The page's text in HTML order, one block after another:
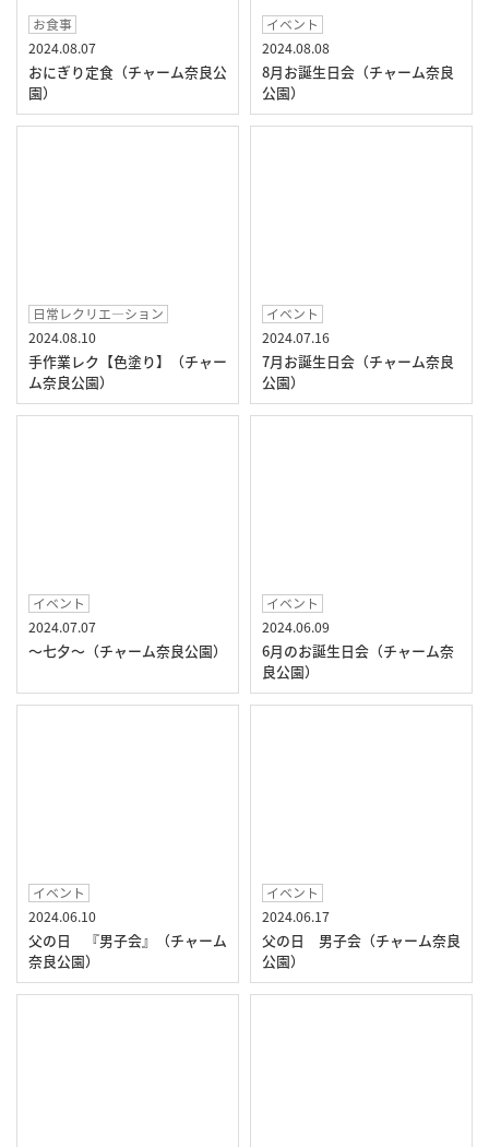
お食事
2024.08.07
おにぎり定食（チャーム奈良公
園）
イベント
2024.08.08
8月お誕生日会（チャーム奈良
公園）
日常レクリエ―ション
2024.08.10
手作業レク【色塗り】（チャー
ム奈良公園）
イベント
2024.07.16
7月お誕生日会（チャーム奈良
公園）
イベント
2024.07.07
～七夕～（チャーム奈良公園）
イベント
2024.06.09
6月のお誕生日会（チャーム奈
良公園）
イベント
2024.06.10
父の日 『男子会』（チャーム
奈良公園）
イベント
2024.06.17
父の日 男子会（チャーム奈良
公園）